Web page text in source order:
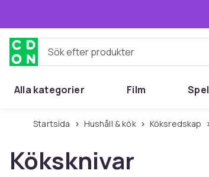
Sök efter produkter
Alla kategorier Film Spel
Startsida Hushåll & kök Köksredskap
Köksknivar